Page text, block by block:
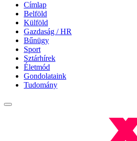
Címlap
Belföld
Külföld
Gazdaság / HR
Bűnügy
Sport
Sztárhírek
Életmód
Gondolataink
Tudomány